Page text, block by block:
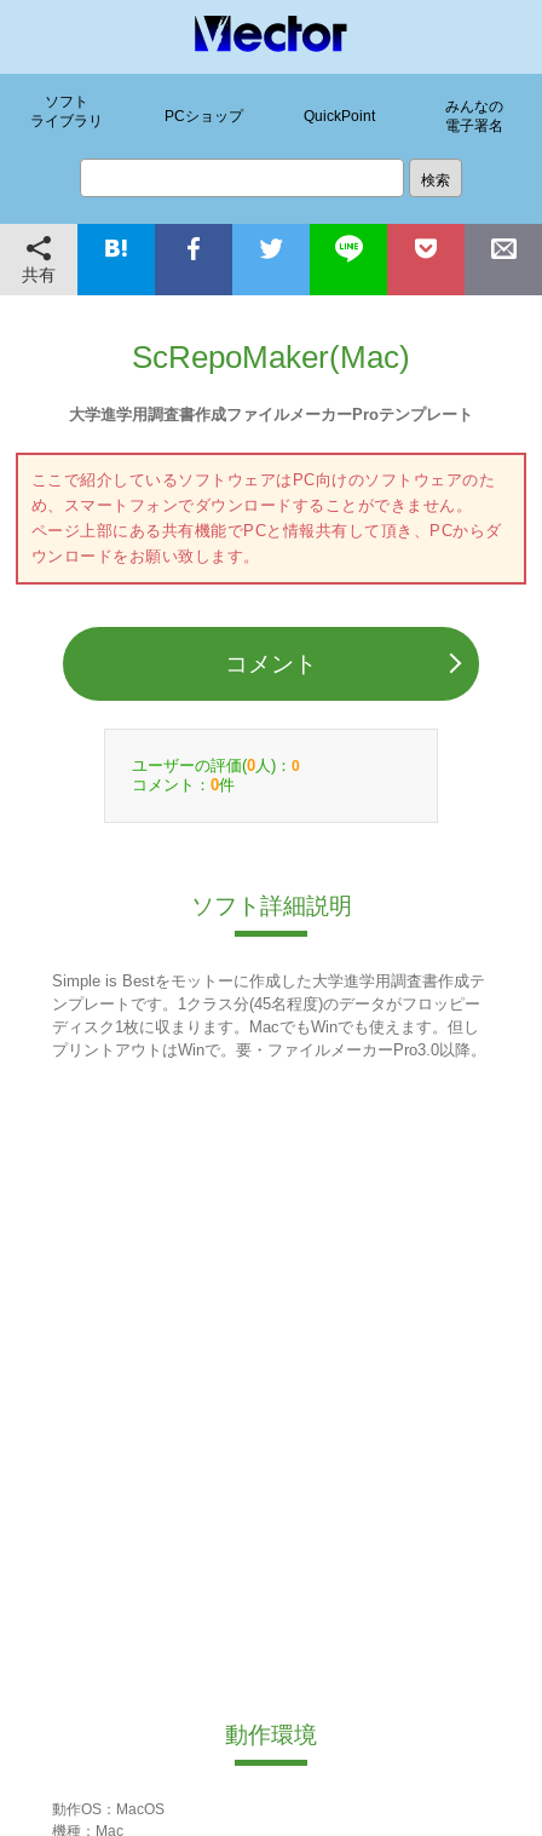
ソフト
ライブラリ
PCショップ QuickPoint
みんなの
電子署名
共有
ScRepoMaker(Mac)
大学進学用調査書作成ファイルメーカーProテンプレート
ここで紹介しているソフトウェアはPC向けのソフトウェアのた
め、スマートフォンでダウンロードすることができません。
ページ上部にある共有機能でPCと情報共有して頂き、PCからダ
ウンロードをお願い致します。
コメント
ユーザーの評価(0 人)： 0
コメント： 0件
ソフト詳細説明
Simple is Bestをモットーに作成した大学進学用調査書作成テ
ンプレートです。1クラス分(45名程度)のデータがフロッピー
ディスク1枚に収まります。MacでもWinでも使えます。但し
プリントアウトはWinで。要・ファイルメーカーPro3.0以降。
動作環境
動作OS：MacOS
機種：Mac